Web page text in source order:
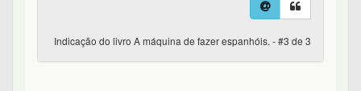
Indicação do livro A máquina de fazer espanhóis. - #3 de 3